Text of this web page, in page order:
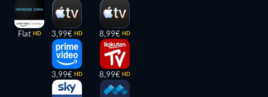
Flat HD 3,99€ HD
3,99€ HD
8,99€ HD
8,99€ HD